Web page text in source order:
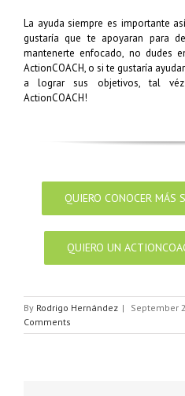
La ayuda siempre es importante
gustaría que te apoyaran para
mantenerte enfocado, no dudes
ActionCOACH, o si te gustaría
a lograr sus objetivos, tal
ActionCOACH!
QUIERO CONOCER MÁS
QUIERO UN
By Rodrigo Hernández | September
Comments